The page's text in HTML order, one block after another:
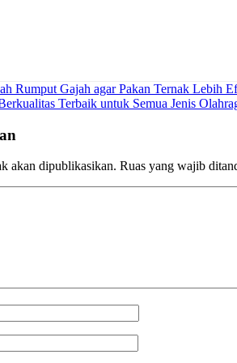
Rumput Gajah agar Pakan Ternak Lebih
Terbaik untuk Semua Jenis
akan dipublikasikan. Ruas yang wajib